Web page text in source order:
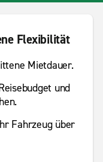
Flexibilität
Mietdauer.
und
Fahrzeug über